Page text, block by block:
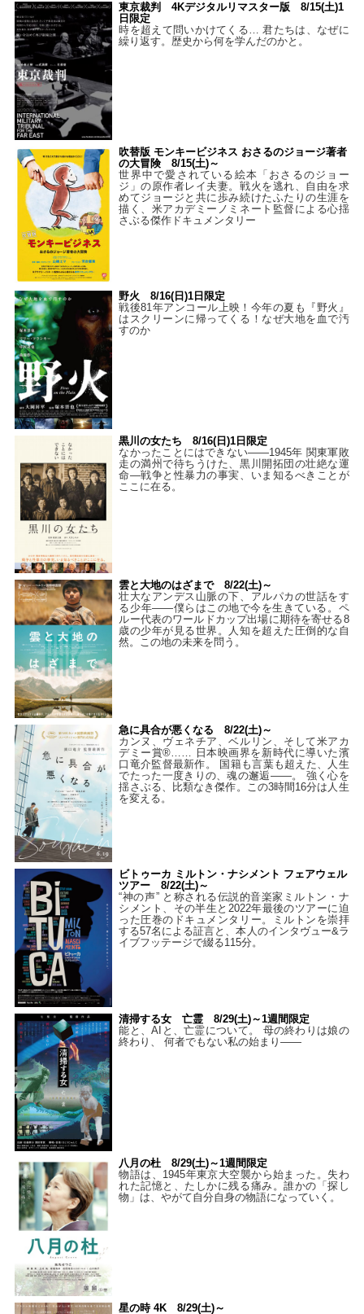
東京裁判 4Kデジタルリマスター版 8/15(土)1
日限定
時を超えて問いかけてくる… 君たちは、なぜに
繰り返す。歴史から何を学んだのかと。
吹替版 モンキービジネス おさるのジョージ著者
の大冒険 8/15(土)～
世界中で愛されている絵本「おさるのジョー
ジ」の原作者レイ夫妻。戦火を逃れ、自由を求
めてジョージと共に歩み続けたふたりの生涯を
描く、米アカデミーノミネート監督による心揺
さぶる傑作ドキュメンタリー
野火 8/16(日)1日限定
戦後81年アンコール上映！今年の夏も『野火』
はスクリーンに帰ってくる！なぜ大地を血で汚
すのか
黒川の女たち 8/16(日)1日限定
なかったことにはできない——1945年 関東軍敗
走の満州で待ちうけた、黒川開拓団の壮絶な運
命―戦争と性暴力の事実、いま知るべきことが
ここに在る。
雲と大地のはざまで 8/22(土)～
壮大なアンデス山脈の下、アルパカの世話をす
る少年――僕らはこの地で今を生きている。ペ
ルー代表のワールドカップ出場に期待を寄せる8
歳の少年が見る世界。人知を超えた圧倒的な自
然。この地の未来を問う。
急に具合が悪くなる 8/22(土)～
カンヌ、ヴェネチア、ベルリン、そして米アカ
デミー賞®…… 日本映画界を新時代に導いた濱
口竜介監督最新作。 国籍も言葉も超えた、人生
でたった一度きりの、魂の邂逅――。 強く心を
揺さぶる、比類なき傑作。この3時間16分は人生
を変える。
ビトゥーカ ミルトン・ナシメント フェアウェル
ツアー 8/22(土)～
“神の声” と称される伝説的音楽家ミルトン・ナ
シメント、その半生と2022年最後のツアーに迫
った圧巻のドキュメンタリー。ミルトンを崇拝
する57名による証言と、本人のインタヴュー&ラ
イブフッテージで綴る115分。
清掃する女 亡霊 8/29(土)～1週間限定
能と、AIと、亡霊について。 母の終わりは娘の
終わり、 何者でもない私の始まり――
八月の杜 8/29(土)～1週間限定
物語は、1945年東京大空襲から始まった。失わ
れた記憶と、たしかに残る痛み。誰かの「探し
物」は、やがて自分自身の物語になっていく。
星の時 4K 8/29(土)～